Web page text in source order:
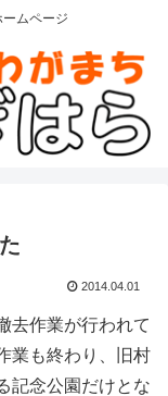
ムページ
2014.04.01
去作業が行われて
業も終わり、旧村
記念公園だけとな